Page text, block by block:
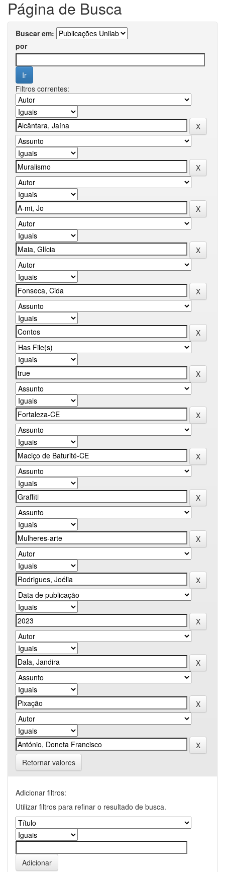
Página de Busca
Buscar em:
por
Filtros correntes:
Retornar valores
Adicionar filtros:
Utilizar filtros para refinar o resultado de busca.